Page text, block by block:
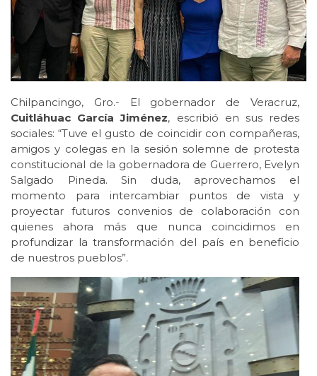
Chilpancingo, Gro.- El gobernador de Veracruz,
Cuitláhuac García Jiménez, escribió en sus redes
sociales: “Tuve el gusto de coincidir con compañeras,
amigos y colegas en la sesión solemne de protesta
constitucional de la gobernadora de Guerrero, Evelyn
Salgado Pineda. Sin duda, aprovechamos el
momento para intercambiar puntos de vista y
proyectar futuros convenios de colaboración con
quienes ahora más que nunca coincidimos en
profundizar la transformación del país en beneficio
de nuestros pueblos”.